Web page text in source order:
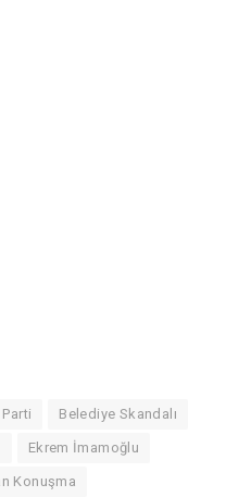
Belediye Skandalı
Ekrem İmamoğlu
Konuşma